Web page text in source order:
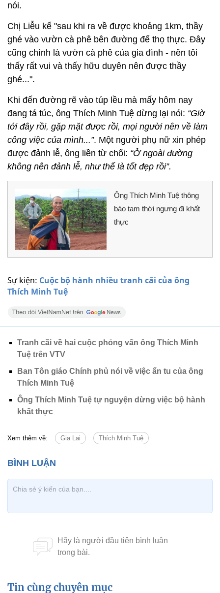
Sự kiện: Cuộc bộ hành nhiều tranh cãi của ông
Thích Minh Tuệ
nói.
Chị Liễu kể "sau khi ra về được khoảng 1km, thầy
ghé vào vườn cà phê bên đường để thọ thực. Đây
cũng chính là vườn cà phê của gia đình - nên tôi
thấy rất vui và thấy hữu duyên nên được thầy
ghé...".
Khi đến đường rẽ vào túp lều mà mấy hôm nay
đang tá túc, ông Thích Minh Tuệ dừng lại nói: “Giờ
tới đây rồi, gặp mặt được rồi, mọi người nên về làm
công việc của mình...”. Một người phụ nữ xin phép
được đảnh lễ, ông liền từ chối: “Ở ngoài đường
không nên đảnh lễ, như thế là tốt đẹp rồi”.
Ông Thích Minh Tuệ thông
báo tạm thời ngưng đi khất
thực
Tranh cãi về hai cuộc phỏng vấn ông Thích Minh
Tuệ trên VTV
Ban Tôn giáo Chính phủ nói về việc ẩn tu của ông
Thích Minh Tuệ
Ông Thích Minh Tuệ tự nguyện dừng việc bộ hành
khất thực
Xem thêm về: Gia Lai Thích Minh Tuệ
Tin cùng chuyên mục